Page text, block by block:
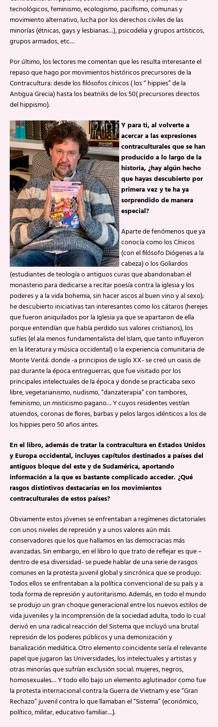
tecnológicos, feminismo, ecologismo, pacifismo, comunas y
movimiento alternativo, lucha por los derechos civiles de las
minorías (étnicas, gays y lesbianas…), psicodelia y grupos artísticos,
grupos armados, etc…
Por último, los lectores me comentan que les resulta interesante el
repaso que hago por movimientos históricos precursores de la
Contracultura: desde los filósofos cínicos ( los “ hippies” de la
Antigua Grecia) hasta los beatniks de los 50( precursores directos
del hippismo).
Y para ti, al volverte a
acercar a las expresiones
contraculturales que se han
producido a lo largo de la
historia, ¿hay algún hecho
que hayas descubierto por
primera vez y te ha ya
sorprendido de manera
especial?
Aparte de fenómenos que ya
conocía como los Cínicos
(con el filósofo Diógenes a la
cabeza) o los Goliardos
(estudiantes de teología o antiguos curas que abandonaban el
monasterio para dedicarse a recitar poesía contra la iglesia y los
poderes y a la vida bohemia, sin hacer ascos al buen vino y al sexo);
he descubierto iniciativas tan interesantes como los cátaros (herejes
que fueron aniquilados por la Iglesia ya que se apartaron de ella
porque entendían que había perdido sus valores cristianos), los
sufíes (el ala menos fundamentalista del Islam, que tanto influyeron
en la literatura y música occidental) o la experiencia comunitaria de
Monte Veritá: donde -a principios de siglo XX- se creó un oasis de
paz durante la época entreguerras, que fue visitado por los
principales intelectuales de la época y donde se practicaba sexo
libre, vegetarianismo, nudismo, “danzaterapia” con tambores,
feminismo, un misticismo pagano… Y cuyos residentes vestían
atuendos, coronas de flores, barbas y pelos largos idénticos a los de
los hippies pero 50 años antes.
En el libro, además de tratar la contracultura en Estados Unidos
y Europa occidental, incluyes capítulos destinados a países del
antiguos bloque del este y de Sudamérica, aportando
información a la que es bastante complicado acceder. ¿Qué
rasgos distintivos destacarías en los movimientos
contraculturales de estos países?
Obviamente estos jóvenes se enfrentaban a regímenes dictatoriales
con unos niveles de represión y a unos valores aún más
conservadores que los que hallamos en las democracias más
avanzadas. Sin embargo, en el libro lo que trato de reflejar es que –
dentro de esa diversidad- se puede hablar de una serie de rasgos
comunes en la protesta juvenil global y sincrónica que se produjo:
Todos ellos se enfrentaban a la política convencional de su país y a
toda forma de represión y autoritarismo. Además, en todo el mundo
se produjo un gran choque generacional entre los nuevos estilos de
vida juveniles y la incomprensión de la sociedad adulta, todo lo cual
derivó en una radical reacción del Sistema que incluyó una brutal
represión de los poderes públicos y una demonización y
banalización mediática. Otro elemento coincidente sería el relevante
papel que jugaron las Universidades, los intelectuales y artistas y
otras minorías que sufrían exclusión social: mujeres, negros,
homosexuales… Y todo ello bajo un elemento aglutinador como fue
la protesta internacional contra la Guerra de Vietnam y ese “Gran
Rechazo” juvenil contra lo que llamaban el “Sistema” (económico,
político, militar, educativo familiar…).